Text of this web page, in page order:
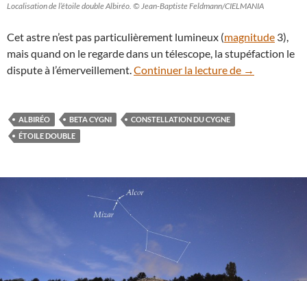
Localisation de l’étoile double Albiréo. © Jean-Baptiste Feldmann/CIELMANIA
Cet astre n’est pas particulièrement lumineux (magnitude 3),
mais quand on le regarde dans un télescope, la stupéfaction le
dispute à l’émerveillement.Continuer la lecture de Comment
→
ALBIRÉO BETA CYGNI
CONSTELLATION DU CYGNE
ÉTOILE DOUBLE